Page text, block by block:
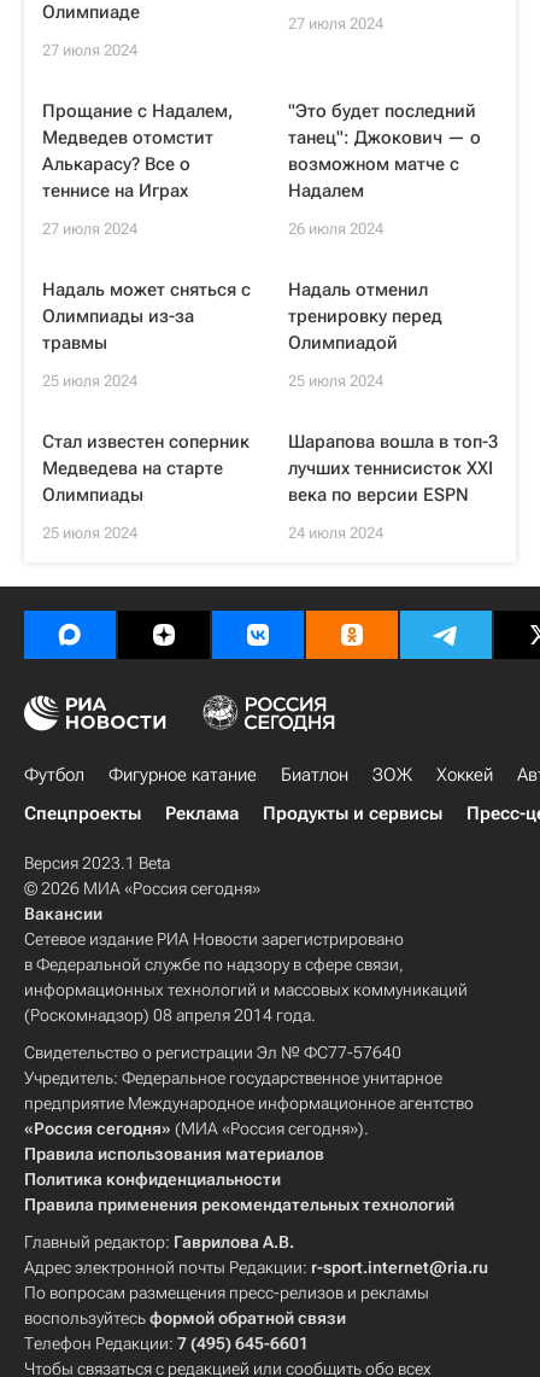
Олимпиаде
27 июля 2024
27 июля 2024
Прощание с Надалем,
Медведев отомстит
Алькарасу? Все о
теннисе на Играх
27 июля 2024
"Это будет последний
танец": Джокович — о
возможном матче с
Надалем
26 июля 2024
Надаль может сняться с
Олимпиады из-за
травмы
25 июля 2024
Надаль отменил
тренировку перед
Олимпиадой
25 июля 2024
Стал известен соперник
Медведева на старте
Олимпиады
25 июля 2024
Шарапова вошла в топ-3
лучших теннисисток XXI
века по версии ESPN
24 июля 2024
Футбол Фигурное катание Биатлон ЗОЖ Хоккей
Спецпроекты
Реклама Продукты и сервисы Пресс-
Версия 2023.1 Beta
© 2026 МИА «Россия сегодня»
Вакансии
Сетевое издание РИА Новости зарегистрировано
в Федеральной службе по надзору в сфере связи,
информационных технологий и массовых коммуникаций
(Роскомнадзор) 08 апреля 2014 года.
Свидетельство о регистрации Эл № ФС77-57640
Учредитель: Федеральное государственное унитарное
предприятие Международное информационное агентство
«Россия сегодня» (МИА «Россия сегодня»).
Правила использования материалов
Политика конфиденциальности
Правила применения рекомендательных технологий
Главный редактор: Гаврилова А.В.
Адрес электронной почты Редакции: r-sport.internet@ria.ru
По вопросам размещения пресс-релизов и рекламы
воспользуйтесьформой обратной связи
Телефон Редакции: 7 (495) 645-6601
Чтобы связаться с редакцией или сообщить обо всех